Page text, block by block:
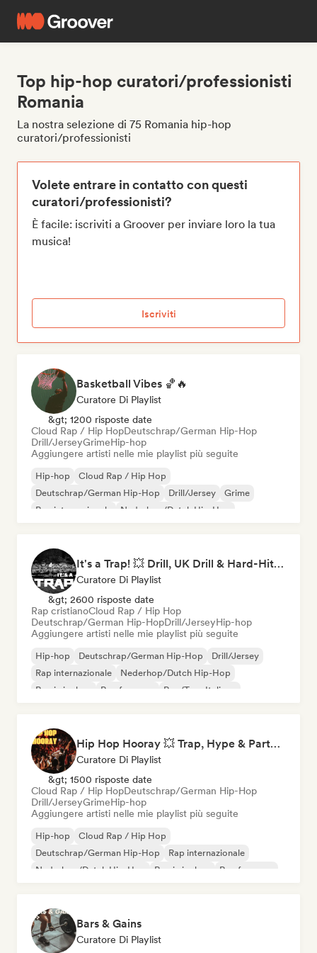
Top hip-hop curatori/professionisti
Romania
La nostra selezione di 75 Romania hip-hop
curatori/professionisti
Volete entrare in contatto con questi
curatori/professionisti?
È facile: iscriviti a Groover per inviare loro la tua
musica!
Iscriviti
Basketball Vibes 🏀🔥
Curatore Di Playlist
&gt; 1200 risposte date
Cloud Rap / Hip HopDeutschrap/German Hip-Hop
Drill/JerseyGrimeHip-hop
Aggiungere artisti nelle mie playlist più seguite
Hip-hop
Cloud Rap / Hip Hop
Deutschrap/German Hip-Hop
Drill/Jersey
Grime
Rap internazionale
Nederhop/Dutch Hip-Hop
It's a Trap! 💥 Drill, UK Drill & Hard-Hitting Trap
Curatore Di Playlist
&gt; 2600 risposte date
Rap cristianoCloud Rap / Hip Hop
Deutschrap/German Hip-HopDrill/JerseyHip-hop
Aggiungere artisti nelle mie playlist più seguite
Hip-hop Deutschrap/German Hip-Hop
Drill/Jersey
Rap internazionale
Nederhop/Dutch Hip-Hop
Rap in inglese
Rap francese Rap/Trap Italiano
Hip Hop Hooray 💥 Trap, Hype & Party Rap Bangers
Curatore Di Playlist
&gt; 1500 risposte date
Cloud Rap / Hip HopDeutschrap/German Hip-Hop
Drill/JerseyGrimeHip-hop
Aggiungere artisti nelle mie playlist più seguite
Hip-hop
Cloud Rap / Hip Hop
Deutschrap/German Hip-Hop
Rap internazionale
Nederhop/Dutch Hip-Hop
Rap in inglese
Rap francese
Bars & Gains
Curatore Di Playlist